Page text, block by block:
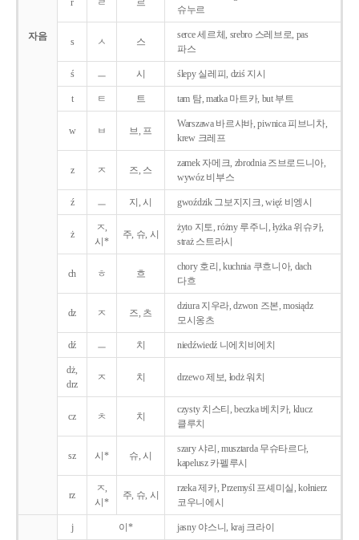
자음
r ㄹ 르
슈누르
s ㅅ 스
serce 세르체, srebro 스레브로, pas
파스
ś ㅡ 시 ślepy 실레피, dziś 지시
t ㅌ 트 tam 탐, matka 마트카, but 부트
w ㅂ 브, 프
Warszawa 바르샤바, piwnica 피브니차,
krew 크레프
z ㅈ 즈, 스
zamek 자메크, zbrodnia 즈브로드니아,
wywóz 비부스
ź ㅡ 지, 시 gwoździk 그보지지크, więź 비엥시
ż
ㅈ,
시*
주, 슈, 시
żyto 지토, różny 루주니, łyżka 위슈카,
straż 스트라시
ch ㅎ 흐
chory 호리, kuchnia 쿠흐니아, dach
다흐
dz ㅈ 즈, 츠
dziura 지우라, dzwon 즈본, mosiądz
모시옹츠
dź ㅡ 치 niedźwiedź 니에치비에치
dż,
drz
ㅈ 치 drzewo 제보, łodż 워치
cz ㅊ 치
czysty 치스티, beczka 베치카, klucz
클루치
sz 시* 슈, 시
szary 샤리, musztarda 무슈타르다,
kapelusz 카펠루시
rz
ㅈ,
시*
주, 슈, 시
rzeka 제카, Przemyśl 프셰미실, kołnierz
코우니에시
j 이* jasny 야스니, kraj 크라이